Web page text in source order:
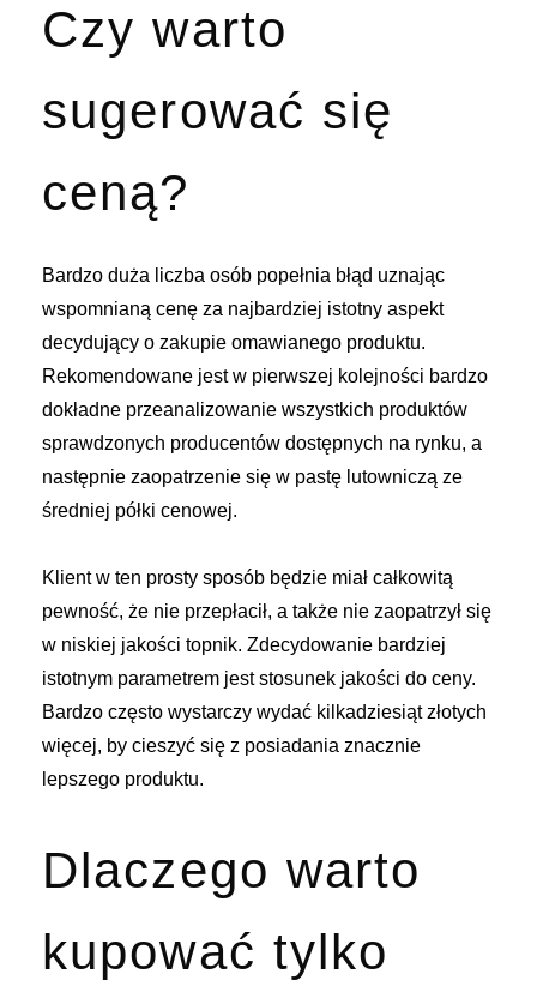
Czy warto
sugerować się
ceną?
Bardzo duża liczba osób popełnia błąd uznając
wspomnianą cenę za najbardziej istotny aspekt
decydujący o zakupie omawianego produktu.
Rekomendowane jest w pierwszej kolejności bardzo
dokładne przeanalizowanie wszystkich produktów
sprawdzonych producentów dostępnych na rynku, a
następnie zaopatrzenie się w pastę lutowniczą ze
średniej półki cenowej.
Klient w ten prosty sposób będzie miał całkowitą
pewność, że nie przepłacił, a także nie zaopatrzył się
w niskiej jakości topnik. Zdecydowanie bardziej
istotnym parametrem jest stosunek jakości do ceny.
Bardzo często wystarczy wydać kilkadziesiąt złotych
więcej, by cieszyć się z posiadania znacznie
lepszego produktu.
Dlaczego warto
kupować tylko